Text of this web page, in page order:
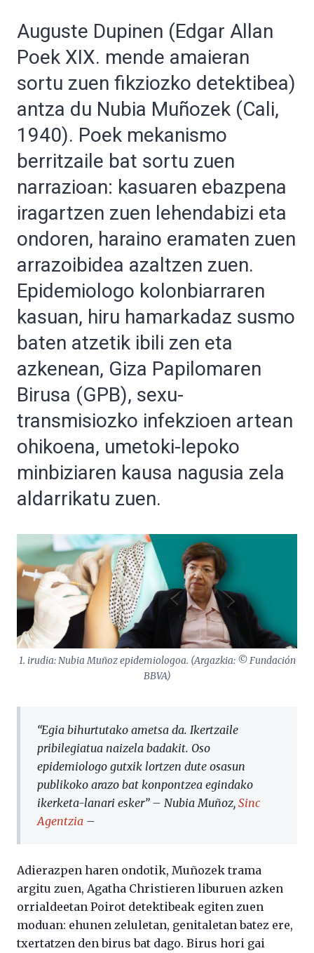
Auguste Dupinen (Edgar Allan
Poek XIX. mende amaieran
sortu zuen fikziozko detektibea)
antza du Nubia Muñozek (Cali,
1940). Poek mekanismo
berritzaile bat sortu zuen
narrazioan: kasuaren ebazpena
iragartzen zuen lehendabizi eta
ondoren, haraino eramaten zuen
arrazoibidea azaltzen zuen.
Epidemiologo kolonbiarraren
kasuan, hiru hamarkadaz susmo
baten atzetik ibili zen eta
azkenean, Giza Papilomaren
Birusa (GPB), sexu-
transmisiozko infekzioen artean
ohikoena, umetoki-lepoko
minbiziaren kausa nagusia zela
aldarrikatu zuen.
1. irudia: Nubia Muñoz epidemiologoa. (Argazkia: © Fundación
BBVA)
“Egia bihurtutako ametsa da. Ikertzaile
pribilegiatua naizela badakit. Oso
epidemiologo gutxik lortzen dute osasun
publikoko arazo bat konpontzea egindako
ikerketa-lanari esker” – Nubia Muñoz, Sinc
Agentzia –
Adierazpen haren ondotik, Muñozek trama
argitu zuen, Agatha Christieren liburuen azken
orrialdeetan Poirot detektibeak egiten zuen
moduan: ehunen zeluletan, genitaletan batez ere,
txertatzen den birus bat dago. Birus hori gai